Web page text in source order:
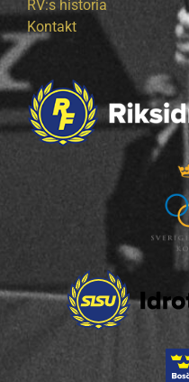
RV:s historia
Kontakt